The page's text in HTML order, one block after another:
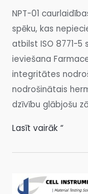
NPT-01
spēku, kas
atbilst ISO 8771-
ieviešana
integritātes
nodrošinātais
dzīvību glābjošu
Lasīt vairāk “